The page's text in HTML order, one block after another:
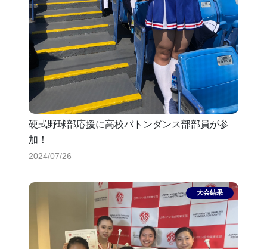
硬式野球部応援に高校バトンダンス部部員が参
加！
2024/07/26